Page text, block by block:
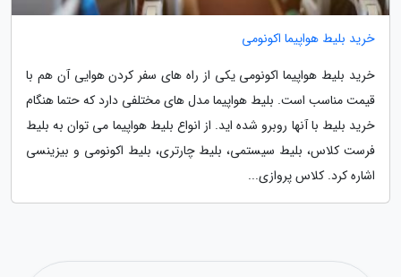
خرید بلیط هواپیما اکونومی
خرید بلیط هواپیما اکونومی یکی از راه های سفر کردن هوایی آن هم با
قیمت مناسب است. بلیط هواپیما مدل های مختلفی دارد که حتما هنگام
خرید بلیط با آنها روبرو شده اید. از انواع بلیط هواپیما می توان به بلیط
فرست کلاس، بلیط سیستمی، بلیط چارتری، بلیط اکونومی و بیزینسی
اشاره کرد. کلاس پروازی...